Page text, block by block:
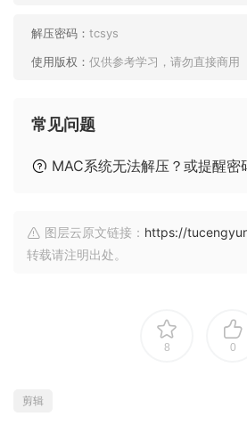
解压密码： tcsys
使用版权： 仅供参考学习，请勿直接商用
常见问题
MAC系统无法解压？或提醒密
图层云原文链接： https://
转载请注明出处。
8 0
剪辑